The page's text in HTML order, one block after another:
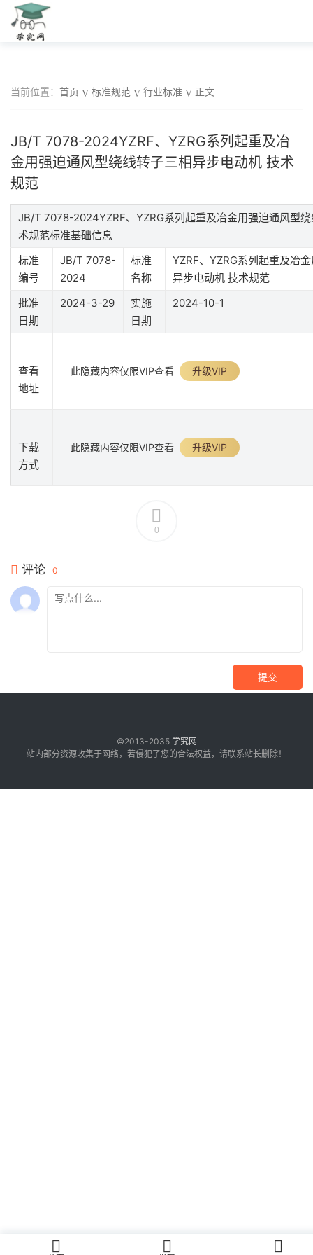
当前位置： 首页 标准规范 行业标准 正文
JB/T 7078-2024YZRF、YZRG系列起重及冶
金用强迫通风型绕线转子三相异步电动机 技术
规范
JB/T 7078-2024YZRF、YZRG系列起重及冶金用强迫通风型
术规范标准基础信息
标准
编号
JB/T 7078-
2024
标准
名称
YZRF、YZRG系列起重及冶
异步电动机 技术规范
批准
日期
2024-3-29
实施
日期
2024-10-1
查看
地址
此隐藏内容仅限VIP查看 升级VIP
下载
方式
此隐藏内容仅限VIP查看 升级VIP
0
评论 0
提交
©2013-2035 学究网
站内部分资源收集于网络，若侵犯了您的合法权益，请联系站长删除！